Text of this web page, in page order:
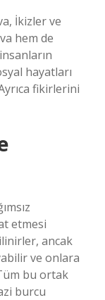
İkizler ve
hem de
hayatları
fikirlerini
etmesi
ancak
ve onlara
bu ortak
burcu